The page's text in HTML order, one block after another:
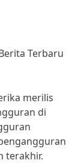
Terbaru
merilis
di
terakhir.